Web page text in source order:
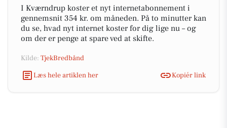
I Kværndrup koster et nyt internetabonnement i
gennemsnit 354 kr. om måneden. På to minutter kan
du se, hvad nyt internet koster for dig lige nu – og
om der er penge at spare ved at skifte.
Kilde: TjekBredbånd
Læs hele artiklen her
Kopiér link